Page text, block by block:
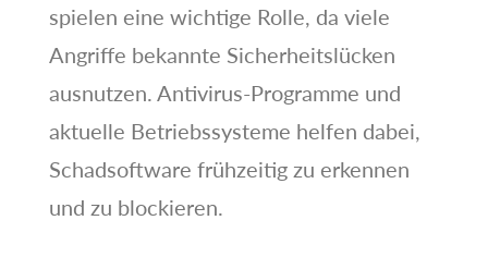
spielen eine wichtige Rolle, da viele
Angriffe bekannte Sicherheitslücken
ausnutzen. Antivirus-Programme und
aktuelle Betriebssysteme helfen dabei,
Schadsoftware frühzeitig zu erkennen
und zu blockieren.